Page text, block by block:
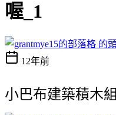
喔_1
12年前
小巴布建築積木